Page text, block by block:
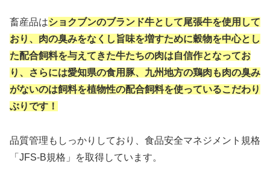
畜産品はショクブンのブランド牛として尾張牛を使用して
おり、肉の臭みをなくし旨味を増すために穀物を中心とし
た配合飼料を与えてきた牛たちの肉は自信作となってお
り、さらには愛知県の食用豚、九州地方の鶏肉も肉の臭み
がないのは飼料を植物性の配合飼料を使っているこだわり
ぶりです！
品質管理もしっかりしており、食品安全マネジメント規格
「JFS-B規格」を取得しています。